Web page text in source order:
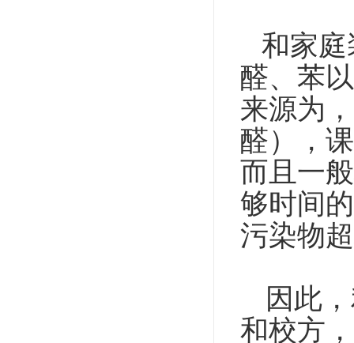
和家
醛、苯
来源为
醛），
而且一
够时间
污染物
因此
和校方